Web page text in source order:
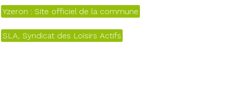
Yzeron : Site officiel de la commune
SLA, Syndicat des Loisirs Actifs